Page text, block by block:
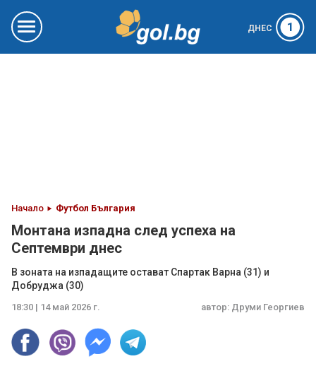
ДНЕС 1
Начало Футбол България
Монтана изпадна след успеха на
Септември днес
В зоната на изпадащите остават Спартак Варна (31) и
Добруджа (30)
18:30 | 14 май 2026 г. автор: Друми Георгиев